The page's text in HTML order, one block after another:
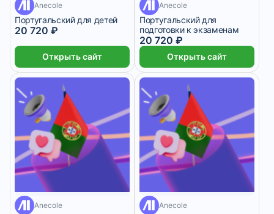
8 месяцев
Anecole
Португальский для детей
20 720 ₽
Открыть сайт
Anecole
Португальский для
подготовки к экзаменам
20 720 ₽
Открыть сайт
8 месяцев
Anecole 8 месяцев
Anecole